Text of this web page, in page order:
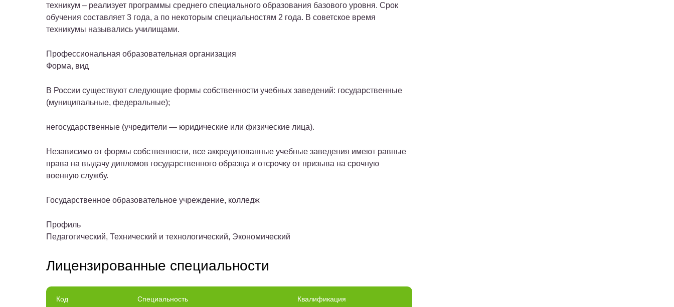
техникум – реализует программы среднего специального образования базового уровня. Срок
обучения составляет 3 года, а по некоторым специальностям 2 года. В советское время
техникумы назывались училищами.
Профессиональная образовательная организация
Форма, вид
В России существуют следующие формы собственности учебных заведений: государственные
(муниципальные, федеральные);
негосударственные (учредители — юридические или физические лица).
Независимо от формы собственности, все аккредитованные учебные заведения имеют равные
права на выдачу дипломов государственного образца и отсрочку от призыва на срочную
военную службу.
Государственное образовательное учреждение, колледж
Профиль
Педагогический, Технический и технологический, Экономический
Лицензированные специальности
Код Специальность Квалификация